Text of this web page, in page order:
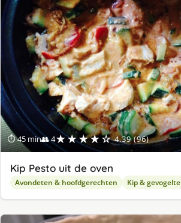
⏱ 45 min👥 4★★★★☆ 4.39 (96)
Kip Pesto uit de oven
Avondeten & hoofdgerechten Kip & gevogelte